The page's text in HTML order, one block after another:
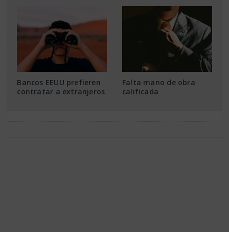
Bancos EEUU prefieren
contratar a extranjeros
Falta mano de obra
calificada